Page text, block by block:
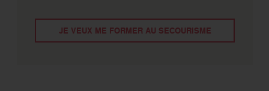
JE VEUX ME FORMER AU SECOURISME